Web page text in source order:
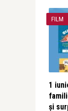
FILM
1
și